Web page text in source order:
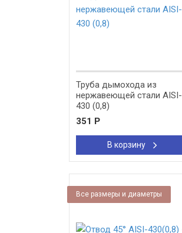
Труба дымохода из
нержавеющей стали AISI-
430 (0,8)
351 Р
В корзину
Все размеры и диаметры